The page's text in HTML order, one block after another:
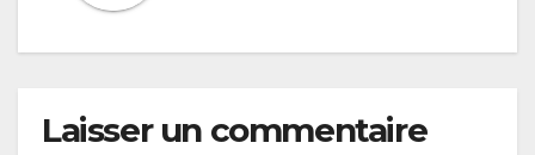
Laisser un commentaire